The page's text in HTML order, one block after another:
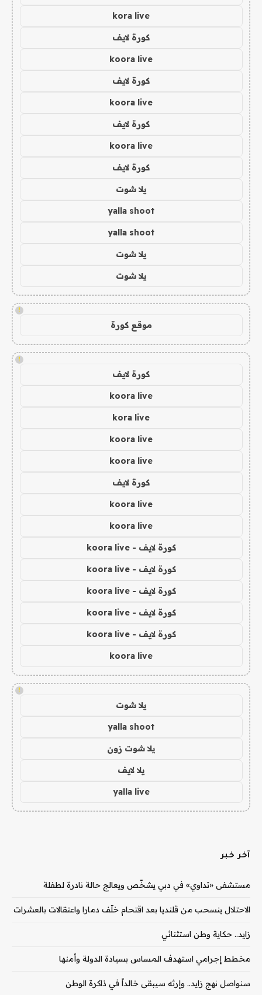
kora live
كورة لايف
koora live
كورة لايف
koora live
كورة لايف
koora live
كورة لايف
يلا شوت
yalla shoot
yalla shoot
يلا شوت
يلا شوت
!
موقع كورة
!
كورة لايف
koora live
kora live
koora live
koora live
كورة لايف
koora live
koora live
كورة لايف - koora live
كورة لايف - koora live
كورة لايف - koora live
كورة لايف - koora live
كورة لايف - koora live
koora live
!
يلا شوت
yalla shoot
يلا شوت زون
يلا لايف
yalla live
آخر خبر
مستشفى «تداوي» في دبي يشخّص ويعالج حالة نادرة لطفلة
الاحتلال ينسحب من قلنديا بعد اقتحام خلّف دمارا واعتقالات بالعشرات
زايد.. حكاية وطن استثنائي
مخطط إجرامي استهدف المساس بسيادة الدولة وأمنها
سنواصل نهج زايد.. وإرثه سيبقى خالداً في ذاكرة الوطن